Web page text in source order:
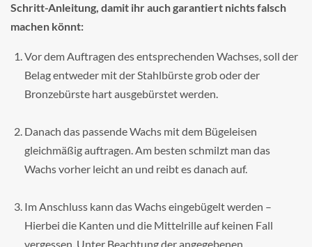
Schritt-Anleitung, damit ihr auch garantiert nichts falsch
machen könnt:
Vor dem Auftragen des entsprechenden Wachses, soll der
Belag entweder mit der Stahlbürste grob oder der
Bronzebürste hart ausgebürstet werden.
Danach das passende Wachs mit dem Bügeleisen
gleichmäßig auftragen. Am besten schmilzt man das
Wachs vorher leicht an und reibt es danach auf.
Im Anschluss kann das Wachs eingebügelt werden –
Hierbei die Kanten und die Mittelrille auf keinen Fall
vergessen. Unter Beachtung der angegebenen